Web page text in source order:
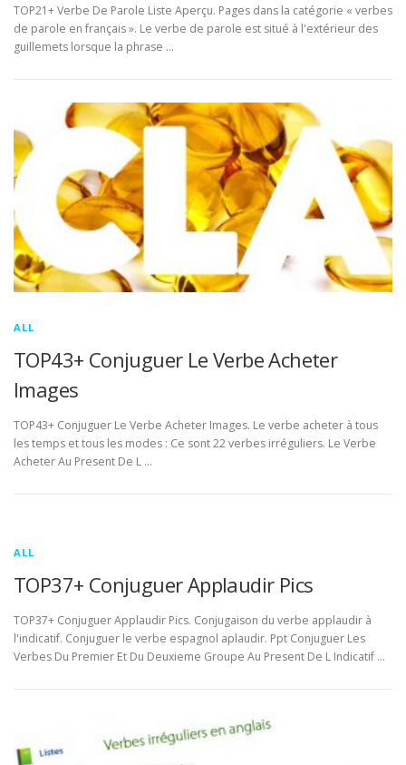
TOP21+ Verbe De Parole Liste Aperçu. Pages dans la catégorie « verbes
de parole en français ». Le verbe de parole est situé à l'extérieur des
guillemets lorsque la phrase …
ALL
TOP43+ Conjuguer Le Verbe Acheter
Images
TOP43+ Conjuguer Le Verbe Acheter Images. Le verbe acheter à tous
les temps et tous les modes : Ce sont 22 verbes irréguliers. Le Verbe
Acheter Au Present De L …
ALL
TOP37+ Conjuguer Applaudir Pics
TOP37+ Conjuguer Applaudir Pics. Conjugaison du verbe applaudir à
l'indicatif. Conjuguer le verbe espagnol aplaudir. Ppt Conjuguer Les
Verbes Du Premier Et Du Deuxieme Groupe Au Present De L Indicatif …